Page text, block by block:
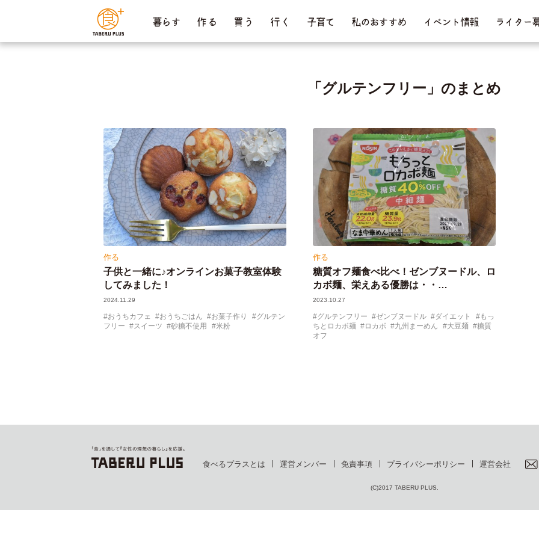
暮らす 作 る 買 う 行 く 子育て 私のおすすめ イベント情報 ライター
「グルテンフリー」のまとめ
作る
子供と一緒に♪オンラインお菓子教室体験
してみました！
2024.11.29
おうちカフェ おうちごはん お菓子作り
グルテン
フリー
スイーツ 砂糖不使用 米粉
作る
糖質オフ麺食べ比べ！ゼンブヌードル、ロ
カボ麺、栄えある優勝は・・…
2023.10.27
グルテンフリー ゼンブヌードル ダイエット
もっ
ちとロカボ麺
ロカボ 九州まーめん 大豆麺
糖質
オフ
食べるプラスとは 運営メンバー 免責事項 プライバシーポリシー 運営会社
(C)2017 TABERU PLUS.